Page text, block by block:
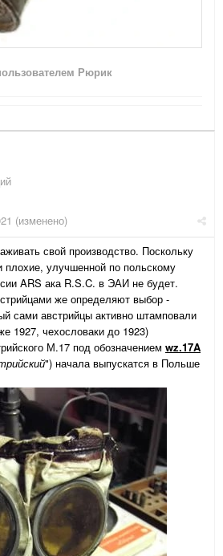
Рюрик
(изменено)
свой производство. Поскольку
улучшенной по польскому
ARS ака R.S.C. в ЭАИ не будет.
же определяют выбор -
сами австрийцы активно штамповали
1927, чехословаки до 1923)
М.17 под обозначением wz.17A
") начала выпускатся в Польше